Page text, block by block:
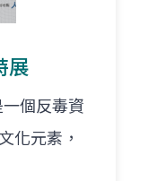
展
個反毒資
化元素，